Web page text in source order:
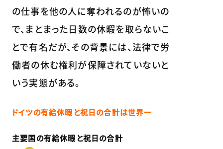
の仕事を他の人に奪われるのが怖いの
で、まとまった日数の休暇を取らないこ
とで有名だが、その背景には、法律で労
働者の休む権利が保障されていないと
いう実態がある。
ドイツの有給休暇と祝日の合計は世界一
主要国の有給休暇と祝日の合計